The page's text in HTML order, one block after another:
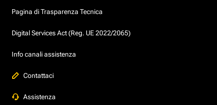
Pagina di Trasparenza Tecnica
Digital Services Act (Reg. UE 2022/2065)
Info canali assistenza
Contattaci
Assistenza